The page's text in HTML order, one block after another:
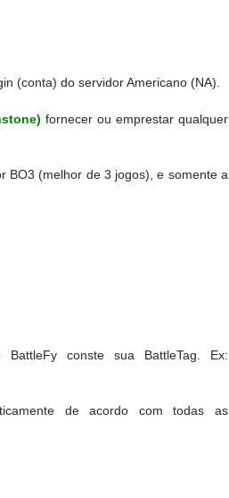
(conta) do servidor Americano (NA).
fornecer ou emprestar qualquer
BO3 (melhor de 3 jogos), e somente a
conste sua BattleTag. Ex:
de acordo com todas as